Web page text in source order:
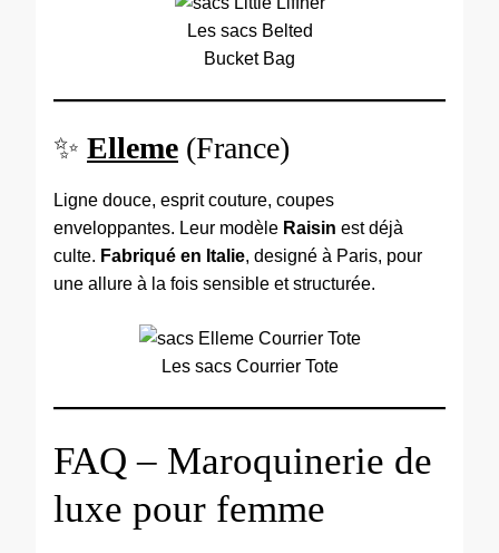
Les sacs Belted
Bucket Bag
✨ Elleme (France)
Ligne douce, esprit couture, coupes
enveloppantes. Leur modèle Raisin est déjà
culte. Fabriqué en Italie, designé à Paris, pour
une allure à la fois sensible et structurée.
Les sacs Courrier Tote
FAQ – Maroquinerie de
luxe pour femme